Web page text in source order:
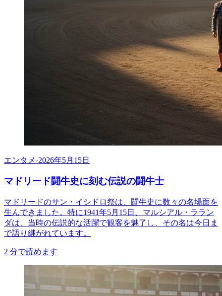
エンタメ ·2026年5月15日
マドリード闘牛史に刻む伝説の闘牛士
マドリードのサン・イシドロ祭は、闘牛史に数々の名場面を
生んできました。特に1941年5月15日、マルシアル・ララン
ダは、当時の伝説的な活躍で観客を魅了し、その名は今日ま
で語り継がれています。
2 分で読めます